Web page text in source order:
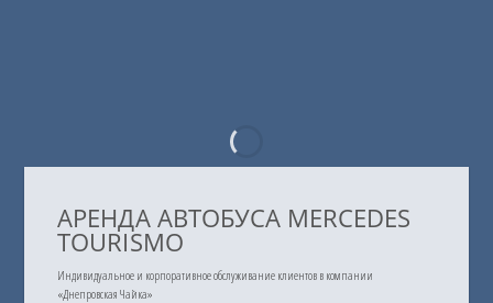
АРЕНДА АВТОБУСА MERCEDES
TOURISMO
Индивидуальное и корпоративное обслуживание клиентов в компании
«Днепровская Чайка»